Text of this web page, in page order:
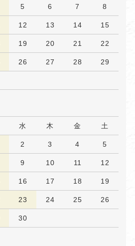
5 6 7 8
12 13 14 15
19 20 21 22
26 27 28 29
水 木 金 土
2 3 4 5
9 10 11 12
16 17 18 19
23 24 25 26
30